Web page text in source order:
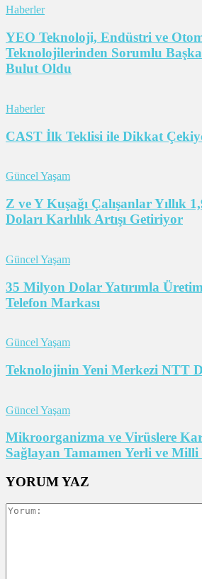
Haberler
YEO Teknoloji, Endüstri ve
Teknolojilerinden Sorumlu
Bulut Oldu
Haberler
CAST İlk Teklisi ile Dikkat
Güncel Yaşam
Z ve Y Kuşağı Çalışanlar Yıllık
Doları Karlılık Artışı Getiriyor
Güncel Yaşam
35 Milyon Dolar Yatırımla
Telefon Markası
Güncel Yaşam
Teknolojinin Yeni Merkezi NTT
Güncel Yaşam
Mikroorganizma ve Virüslere
Sağlayan Tamamen Yerli ve
YORUM YAZ